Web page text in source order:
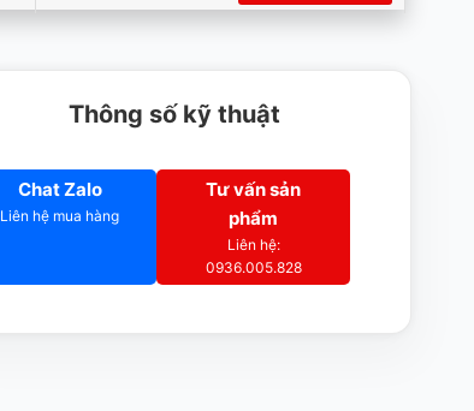
Thông số kỹ thuật
Chat Zalo
Liên hệ mua hàng
Tư vấn sản
phẩm
Liên hệ:
0936.005.828